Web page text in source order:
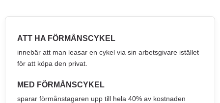
ATT HA FÖRMÅNSCYKEL
innebär att man leasar en cykel via sin arbetsgivare istället
för att köpa den privat.
MED FÖRMÅNSCYKEL
sparar förmånstagaren upp till hela 40% av kostnaden